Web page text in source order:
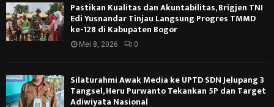
Pastikan Kualitas dan Akuntabilitas, Brigjen TNI
Edi Yusnandar Tinjau Langsung Progres TMMD
ke-128 di Kabupaten Bogor
Mei 8, 2026 0
Silaturahmi Awak Media ke UPTD SDN Jelupang 3
Tangsel, Heru Purwanto Tekankan 5P dan Target
Adiwiyata Nasional